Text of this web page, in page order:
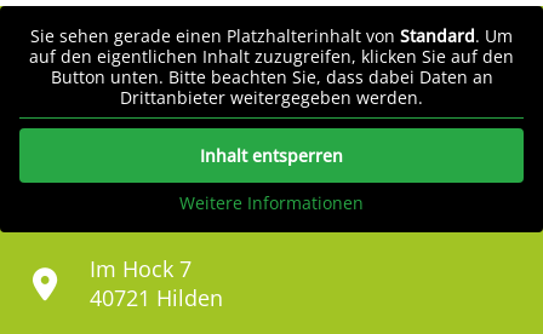
Sie sehen gerade einen Platzhalterinhalt von Standard. Um
auf den eigentlichen Inhalt zuzugreifen, klicken Sie auf den
Button unten. Bitte beachten Sie, dass dabei Daten an
Drittanbieter weitergegeben werden.
Inhalt entsperren
Weitere Informationen
Im Hock 7
40721 Hilden